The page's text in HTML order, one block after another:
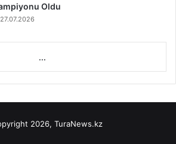
Oldu
27.07.2026
...
2026, TuraNews.kz